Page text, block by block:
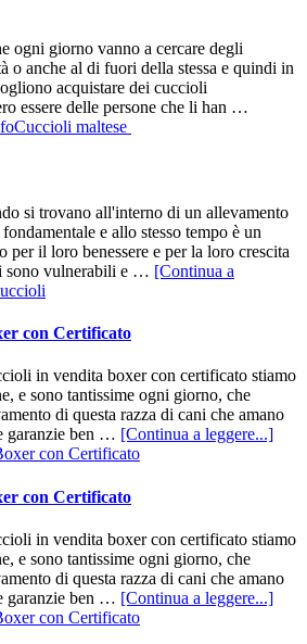
ogni giorno vanno a cercare degli
o anche al di fuori della stessa e quindi in
acquistare dei cuccioli
essere delle persone che li han …
maltese
si trovano all'interno di un allevamento
e allo stesso tempo è un
per il loro benessere e per la loro crescita
sono vulnerabili e … [Continua a
con Certificato
in vendita boxer con certificato stiamo
e sono tantissime ogni giorno, che
di questa razza di cani che amano
garanzie ben … [Continua a leggere...]
con Certificato
con Certificato
in vendita boxer con certificato stiamo
e sono tantissime ogni giorno, che
di questa razza di cani che amano
garanzie ben … [Continua a leggere...]
con Certificato